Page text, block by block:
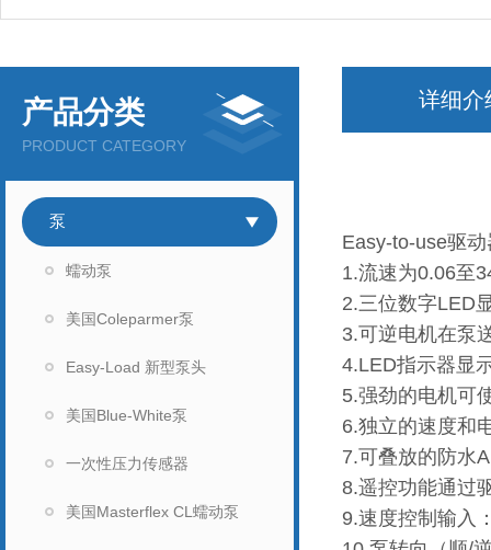
产品分类
PRODUCT CATEGORY
泵
蠕动泵
美国Coleparmer泵
Easy-Load 新型泵头
美国Blue-White泵
一次性压力传感器
美国Masterflex CL蠕动泵
详细介
Easy-to-use驱
1.流速为0.06至
2.三位数字LED
3.可逆电机在泵
4.LED指示器显
5.强劲的电机可
6.独立的速度和
7.可叠放的防水
8.遥控功能通过
9.速度控制输入